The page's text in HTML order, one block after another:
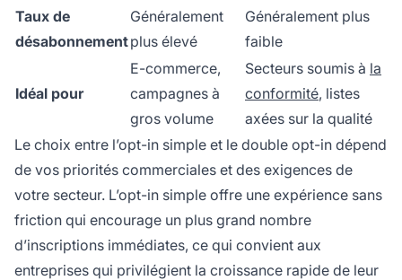
Taux de
désabonnement
Généralement
plus élevé
Généralement plus
faible
Idéal pour
E-commerce,
campagnes à
gros volume
Secteurs soumis à la
conformité, listes
axées sur la qualité
Le choix entre l’opt-in simple et le double opt-in dépend
de vos priorités commerciales et des exigences de
votre secteur. L’opt-in simple offre une expérience sans
friction qui encourage un plus grand nombre
d’inscriptions immédiates, ce qui convient aux
entreprises qui privilégient la croissance rapide de leur